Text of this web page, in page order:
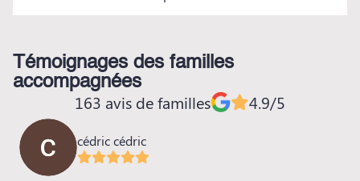
Témoignages des familles
accompagnées
163 avis de familles 4.9/5
cédric cédric